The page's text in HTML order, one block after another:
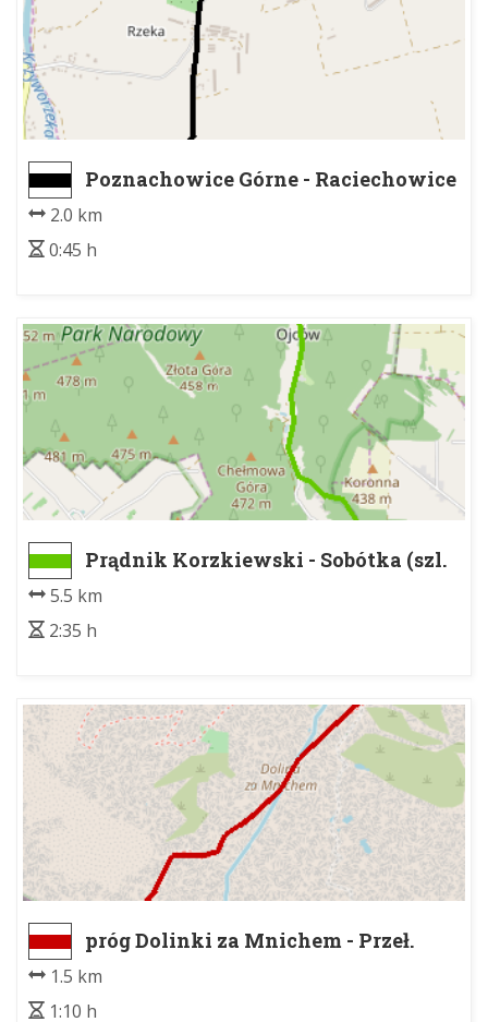
Poznachowice Górne - Raciechowice
2.0 km
0:45 h
Prądnik Korzkiewski - Sobótka (szl.
ziel.) - Dolina Sąspowska
5.5 km
2:35 h
próg Dolinki za Mnichem - Przeł.
Wrota Chałubińskiego
1.5 km
1:10 h